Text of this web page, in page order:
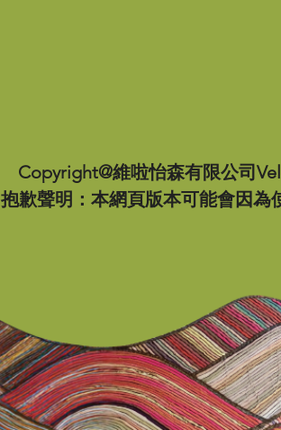
Copyright@維啦怡森有限公司
抱歉聲明：本網頁版本可能會因為